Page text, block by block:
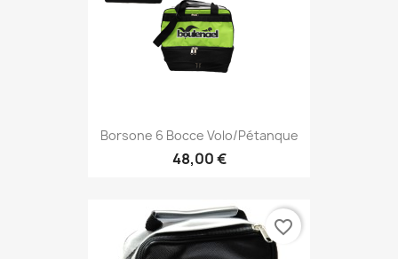
Borsone 6 Bocce Volo/pétanque
48,00 €
favorite_border